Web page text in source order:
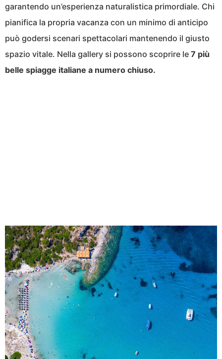
garantendo un’esperienza naturalistica primordiale. Chi
pianifica la propria vacanza con un minimo di anticipo
può godersi scenari spettacolari mantenendo il giusto
spazio vitale. Nella gallery si possono scoprire le 7 più
belle spiagge italiane a numero chiuso.